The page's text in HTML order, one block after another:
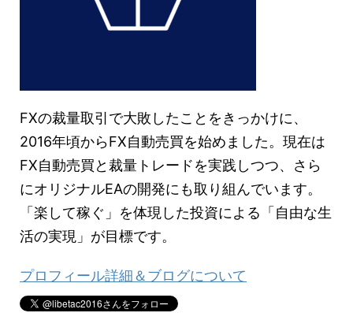
FXの裁量取引で大敗したことをきっかけに、
2016年頃からFX自動売買を始めました。現在は
FX自動売買と裁量トレードを実践しつつ、さら
にオリジナルEAの開発にも取り組んでいます。
「楽して稼ぐ」を体現した投資による「自由な生
活の実現」が目標です。
プロフィール詳細＆ブログについて